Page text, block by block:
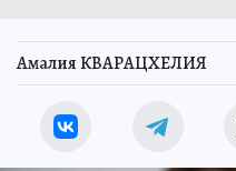
Амалия КВАРАЦХЕЛИЯ